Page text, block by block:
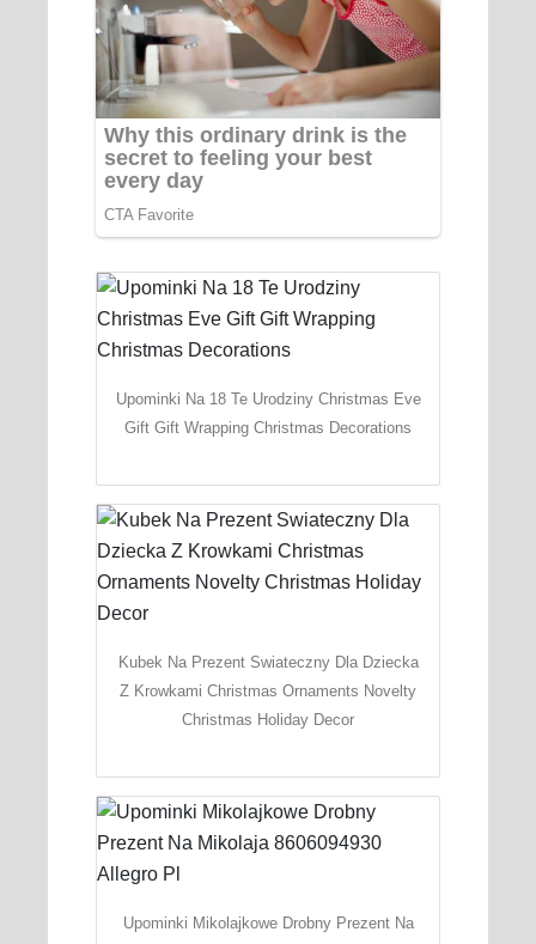
Upominki Na 18 Te Urodziny Christmas Eve
Gift Gift Wrapping Christmas Decorations
Kubek Na Prezent Swiateczny Dla Dziecka
Z Krowkami Christmas Ornaments Novelty
Christmas Holiday Decor
Upominki Mikolajkowe Drobny Prezent Na